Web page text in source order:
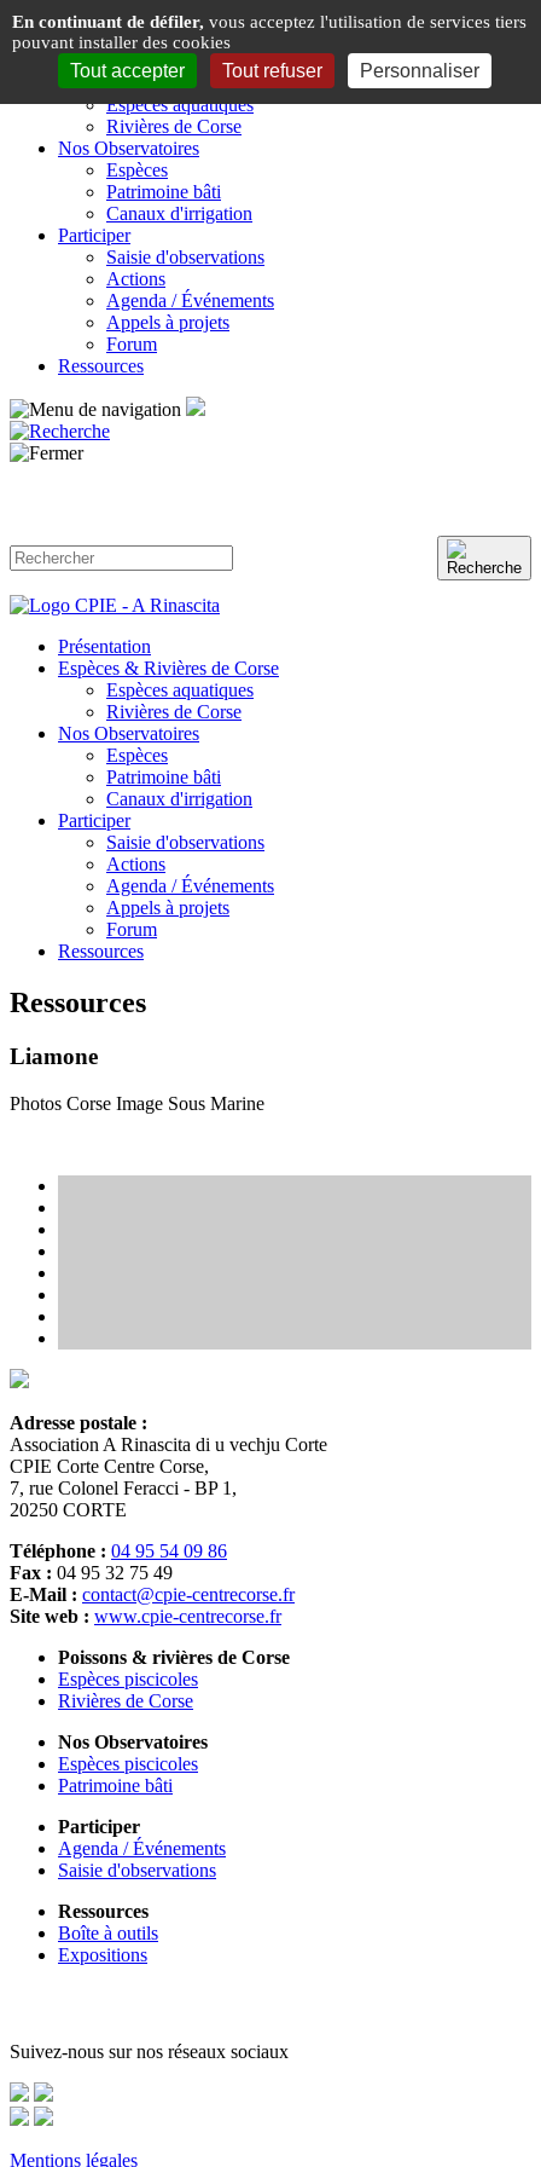
Présentation
Espèces & Rivières de Corse
Espèces aquatiques
Rivières de Corse
Nos Observatoires
Espèces
Patrimoine bâti
Canaux d'irrigation
Participer
Saisie d'observations
Actions
Agenda / Événements
Appels à projets
Forum
Ressources
Présentation
Espèces & Rivières de Corse
Espèces aquatiques
Rivières de Corse
Nos Observatoires
Espèces
Patrimoine bâti
Canaux d'irrigation
Participer
Saisie d'observations
Actions
Agenda / Événements
Appels à projets
Forum
Ressources
Ressources
Liamone
Photos Corse Image Sous Marine
Adresse postale :
Association A Rinascita di u vechju Corte
CPIE Corte Centre Corse,
7, rue Colonel Feracci - BP 1,
20250 CORTE
Téléphone : 04 95 54 09 86
Fax : 04 95 32 75 49
E-Mail : contact@cpie-centrecorse.fr
Site web : www.cpie-centrecorse.fr
Poissons & rivières de Corse
Espèces piscicoles
Rivières de Corse
Nos Observatoires
Espèces piscicoles
Patrimoine bâti
Participer
Agenda / Événements
Saisie d'observations
Ressources
Boîte à outils
Expositions
Suivez-nous sur nos réseaux sociaux
Mentions légales
Panneau de gestion des cookies
En continuant de défiler, vous acceptez l'utilisation de services tiers
pouvant installer des cookies
Tout accepter Tout refuser Personnaliser